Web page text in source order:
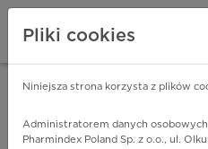
Pliki cookies
Niniejsza strona korzysta z plików
Administratorem danych
Pharmindex Poland Sp. z o.o., ul.
ZA DARMO - w Google